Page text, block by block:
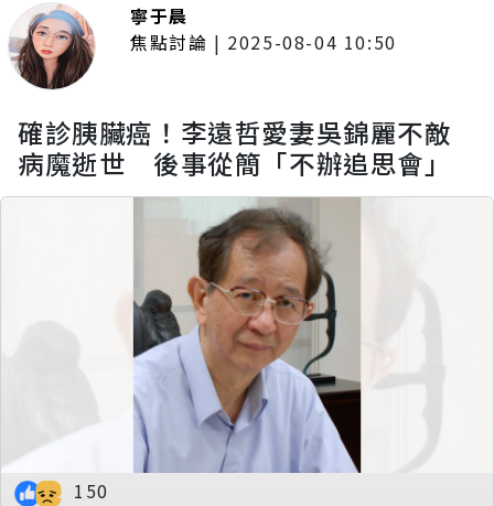
寧于晨
焦點討論 | 2025-08-04 10:50
確診胰臟癌！李遠哲愛妻吳錦麗不敵
病魔逝世 後事從簡「不辦追思會」
150